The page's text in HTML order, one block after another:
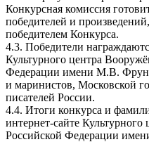
Конкурсная комиссия
победителей и
победителем Конкурса.
4.3. Победители
Культурного центра
Федерации имени М.В.
и маринистов, Московской
писателей России.
4.4. Итоги конкурса и
интернет-сайте
Российской Федерации